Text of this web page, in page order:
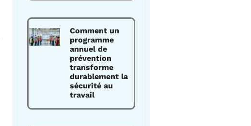
Comment un
programme
annuel de
prévention
transforme
durablement la
sécurité au
travail